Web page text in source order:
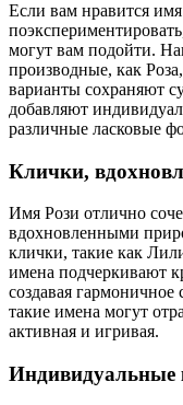
Если вам нравится
могут вам подойти.
производные, как
варианты сохраняют
добавляют
различные ласковые
Клички,
Имя Рози отлично
вдохновленными
клички, такие как
имена подчеркивают
создавая
такие имена могут
активная и игривая.
Индивидуальные